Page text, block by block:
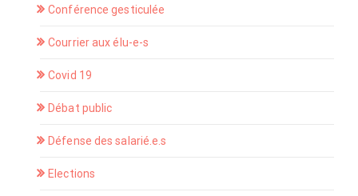
Conférence gesticulée
Courrier aux élu-e-s
Covid 19
Débat public
Défense des salarié.e.s
Elections